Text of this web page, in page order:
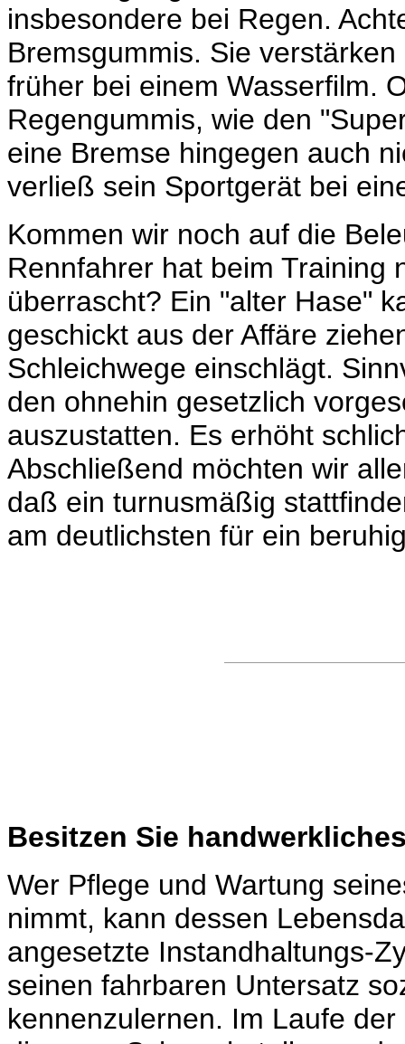
insbesondere bei Regen.
Bremsgummis. Sie
früher bei einem Wasserfilm.
Regengummis, wie den
eine Bremse hingegen auch
verließ sein Sportgerät bei
Kommen wir noch auf die
Rennfahrer hat beim Training
überrascht? Ein "alter Hase"
geschickt aus der Affäre
Schleichwege einschlägt.
den ohnehin gesetzlich
auszustatten. Es erhöht
Abschließend möchten wir
daß ein turnusmäßig
am deutlichsten für ein
Besitzen Sie
Wer Pflege und Wartung
nimmt, kann dessen
angesetzte Instandhaltungs-
seinen fahrbaren Untersatz
kennenzulernen. Im Laufe